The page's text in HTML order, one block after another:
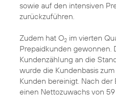
sowie auf den intensiven
zurückzuführen.
Zudem hat O2 im vierten
Prepaidkunden gewonnen.
Kundenzählung an die
wurde die Kundenbasis
Kunden bereinigt. Nach der
einen Nettozuwachs von